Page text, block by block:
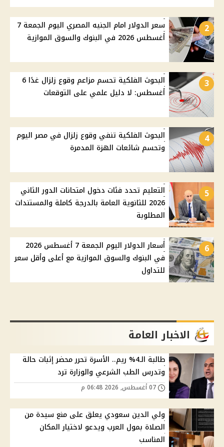
2
سعر الدولار امام الجنيه المصري اليوم الجمعة 7
أغسطس 2026 في البنوك والسوق الموازية
3
البحوث الفلكية تحسم مزاعم وقوع زلزال غدًا 6
أغسطس: لا دليل علمي على التوقعات
4
البحوث الفلكية تنفي وقوع زلزال في مصر اليوم
وتحسم شائعات الهزة المدمرة
5
التعليم تحدد فئات دخول امتحانات الدور الثاني
2026 للثانوية العامة بالدرجة كاملة والمستندات
المطلوبة
6
أسعار الدولار اليوم الجمعة 7 أغسطس 2026
في البنوك والسوق الموازية مع أعلى وأقل سعر
للتداول
الاخبار العامة
طالبة الـ4% ريم.. الأسرة تحرر محضر إثبات حالة
وتدرس الطب الشرعي والوزارة ترد
ولي الدين سعودي يعلق على منع سيدة من
الصلاة بمول العرب ويدعو لاختيار المكان
المناسب